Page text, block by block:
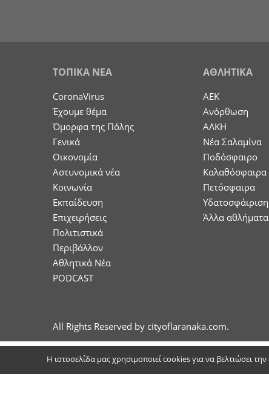
ΤΟΠΙΚΑ ΝΕΑ
CoronaVirus
Έχουμε θέμα
Όμορφα της Πόλης
Γενικά
Οικονομία
Aστυνομικά νέα
Κοινωνία
Εκπαίδευση
Επιχειρήσεις
Πολιτιστικά
Περιβάλλον
Αθλητικά Νέα
PODCAST
ΑΘΛΗΤΙΚΑ
ΑΕΚ
Ανόρθωση
ΑΛΚΗ
Νέα Σαλαμίνα
Ποδόσφαιρο
Καλαθόσφαιρα
Πετόσφαιρα
Υδατοσφάιριση
Άλλα αθλήματα
All Rights Reserved by cityoflaranaka.com.
Η ιστοσελίδα μας χρησιμοποιεί cookies για να βελτιώσει